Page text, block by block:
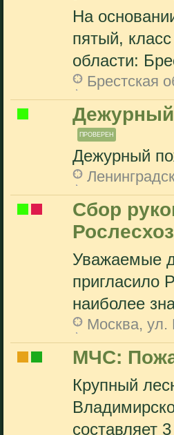
На
пятый,
области:
Брестская
ПРОВЕРЕН
Дежурный
Сбор
Уважаемые
пригласило
наиболее
Москва, ул.
МЧС:
Крупный
составляет